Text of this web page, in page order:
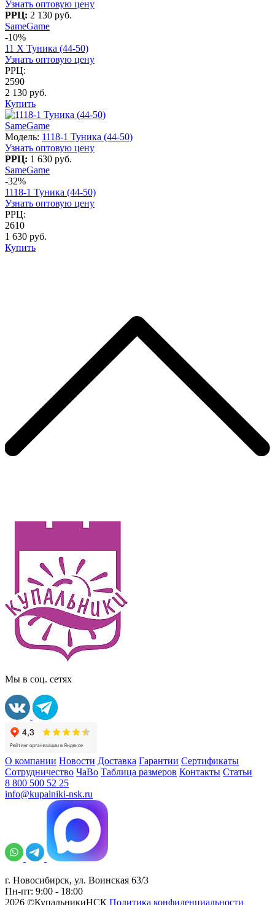
Узнать оптовую цену
РРЦ: 2 130 руб.
SameGame
-10%
11 X Туника (44-50)
Узнать оптовую цену
РРЦ:
2590
2 130 руб.
Купить
SameGame
Модель: 1118-1 Туника (44-50)
Узнать оптовую цену
РРЦ: 1 630 руб.
SameGame
-32%
1118-1 Туника (44-50)
Узнать оптовую цену
РРЦ:
2610
1 630 руб.
Купить
Мы в соц. сетях
О компании Новости Доставка Гарантии Сертификаты
Сотрудничество ЧаВо Таблица размеров Контакты Статьи
8 800 500 52 25
info@kupalniki-nsk.ru
г. Новосибирск, ул. Воинская 63/3
Пн-пт: 9:00 - 18:00
2026 ©КупальникиНСК Политика конфиденциальности